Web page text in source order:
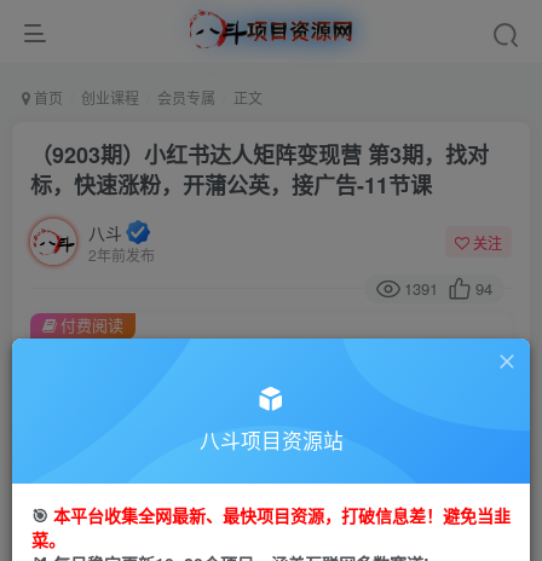
首页 创业课程 会员专属 正文
（9203期）小红书达人矩阵变现营 第3期，找对
标，快速涨粉，开蒲公英，接广告-11节课
八斗
2年前发布
关注
1391 94
此内容为付费阅读，请付费后查看
会员专属资源
您暂无购买权限，请先开通会员
付费阅读
八斗项目资源站
🎯 本平台收集全网最新、最快项目资源，打破信息差！避免当韭
菜。